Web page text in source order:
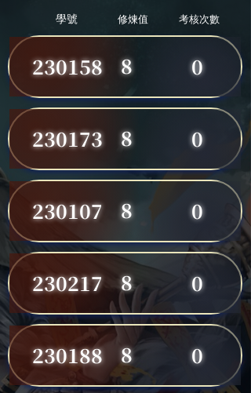
學號 修煉值 考核次數
230158 8 0
230173 8 0
230107 8 0
230217 8 0
230188 8 0